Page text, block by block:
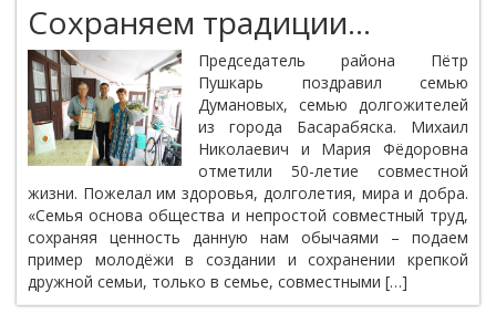
Сохраняем традиции…
Председатель района Пётр
Пушкарь поздравил семью
Думановых, семью долгожителей
из города Басарабяска. Михаил
Николаевич и Мария Фёдоровна
отметили 50-летие совместной
жизни. Пожелал им здоровья, долголетия, мира и добра.
«Семья основа общества и непростой совместный труд,
сохраняя ценность данную нам обычаями – подаем
пример молодёжи в создании и сохранении крепкой
дружной семьи, только в семье, совместными […]